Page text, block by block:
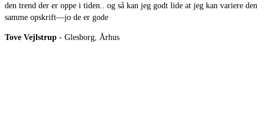
den trend der er oppe i tiden.. og så kan jeg godt lide at jeg kan variere den
samme opskrift—jo de er gode
Tove Vejlstrup - Glesborg, Århus